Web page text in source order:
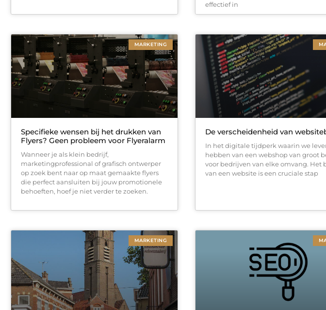
effectief in
MARKETING
Specifieke wensen bij het drukken van
Flyers? Geen probleem voor Flyeralarm
Wanneer je als klein bedrijf,
marketingprofessional of grafisch ontwerper
op zoek bent naar op maat gemaakte flyers
die perfect aansluiten bij jouw promotionele
behoeften, hoef je niet verder te zoeken.
De verscheidenheid van
In het digitale tijdperk waarin we
hebben van een webshop van groot
voor bedrijven van elke omvang. Het
van een website is een cruciale stap
MARKETING